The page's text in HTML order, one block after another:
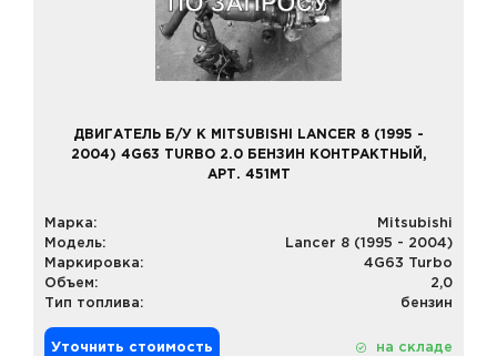
ДВИГАТЕЛЬ Б/У К MITSUBISHI LANCER 8 (1995 -
2004) 4G63 TURBO 2.0 БЕНЗИН КОНТРАКТНЫЙ,
АРТ. 451MT
Марка:
Mitsubishi
Модель:
Lancer 8 (1995 - 2004)
Маркировка:
4G63 Turbo
Объем:
2,0
Тип топлива:
бензин
Уточнить стоимость на складе